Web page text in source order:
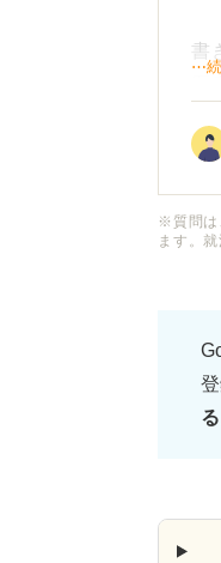
書
す
⋯
※質問は
ます。
る